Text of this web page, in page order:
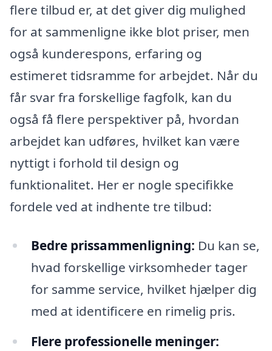
flere tilbud er, at det giver dig mulighed
for at sammenligne ikke blot priser, men
også kunderespons, erfaring og
estimeret tidsramme for arbejdet. Når du
får svar fra forskellige fagfolk, kan du
også få flere perspektiver på, hvordan
arbejdet kan udføres, hvilket kan være
nyttigt i forhold til design og
funktionalitet. Her er nogle specifikke
fordele ved at indhente tre tilbud:
Bedre prissammenligning: Du kan se,
hvad forskellige virksomheder tager
for samme service, hvilket hjælper dig
med at identificere en rimelig pris.
Flere professionelle meninger: